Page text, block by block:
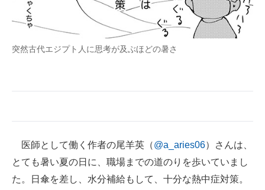
経営リーダーのコミュニティ
マーケ×ITの今がよく分かる
ITエンジニア向け専門サイト
モノづくり技術者専門サイト
エレクトロニクス専門サイト
突然古代エジプト人に思考が及ぶほどの暑さ
医師として働く作者の尾羊英（@a_aries06）さんは、
とても暑い夏の日に、職場までの道のりを歩いていまし
た。日傘を差し、水分補給もして、十分な熱中症対策。